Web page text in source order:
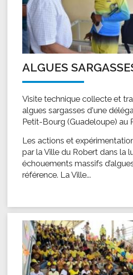
ALGUES
Visite technique collecte et
algues sargasses d'une
Petit-Bourg (Guadeloupe) au
Les actions et
par la Ville du Robert dans la
échouements massifs
référence. La Ville...